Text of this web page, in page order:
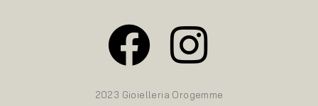
2023 Gioielleria Orogemme